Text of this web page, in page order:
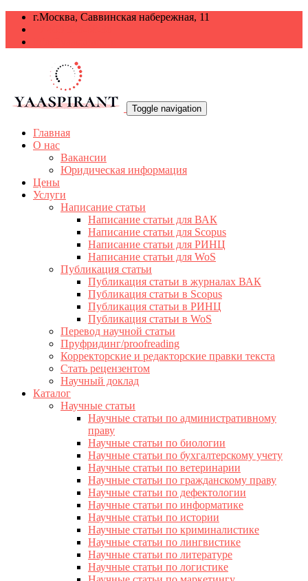
г.Москва, Саввинская набережная, 11
Toggle navigation
Главная
О нас
Вакансии
Юридическая информация
Цены
Услуги
Написание статьи
Написание статьи для ВАК
Написание статьи для Scopus
Написание статьи для РИНЦ
Написание статьи для WoS
Публикация статьи
Публикация статьи в журналах ВАК
Публикация статьи в Scopus
Публикация статьи в РИНЦ
Публикация статьи в WoS
Перевод научной статьи
Пруфридинг/proofreading
Корректорские и редакторские правки текста
Стать рецензентом
Научный доклад
Каталог
Научные статьи
Научные статьи по административному
праву
Научные статьи по биологии
Научные статьи по бухгалтерскому учету
Научные статьи по ветеринарии
Научные статьи по гражданскому праву
Научные статьи по дефектологии
Научные статьи по информатике
Научные статьи по истории
Научные статьи по криминалистике
Научные статьи по лингвистике
Научные статьи по литературе
Научные статьи по логистике